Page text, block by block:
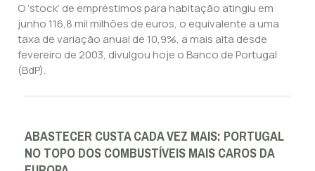
O ‘stock’ de empréstimos para habitação atingiu em
junho 116,8 mil milhões de euros, o equivalente a uma
taxa de variação anual de 10,9%, a mais alta desde
fevereiro de 2003, divulgou hoje o Banco de Portugal
(BdP).
ABASTECER CUSTA CADA VEZ MAIS: PORTUGAL
NO TOPO DOS COMBUSTÍVEIS MAIS CAROS DA